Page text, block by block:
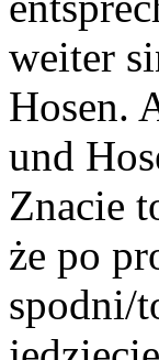
weiter
Hosen.
und
Znacie
że po
spodni/